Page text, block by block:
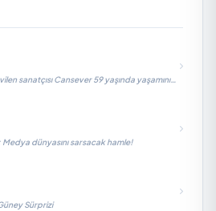
sanatçısı Cansever 59 yaşında yaşamını
dünyasını sarsacak hamle!
Sürprizi